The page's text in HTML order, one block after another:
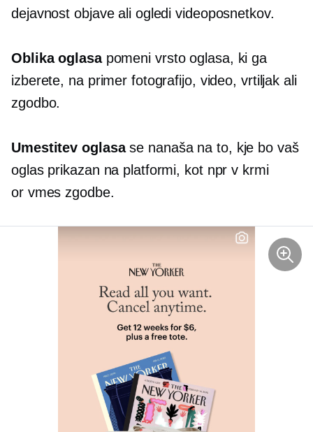
dejavnost objave ali ogledi videoposnetkov.
Oblika oglasapomeni vrsto oglasa, ki ga
izberete, na primer fotografijo, video, vrtiljak ali
zgodbo.
Umestitev oglasase nanaša na to, kje bo vaš
oglas prikazan na platformi, kot nprv krmi
or vmes zgodbe.